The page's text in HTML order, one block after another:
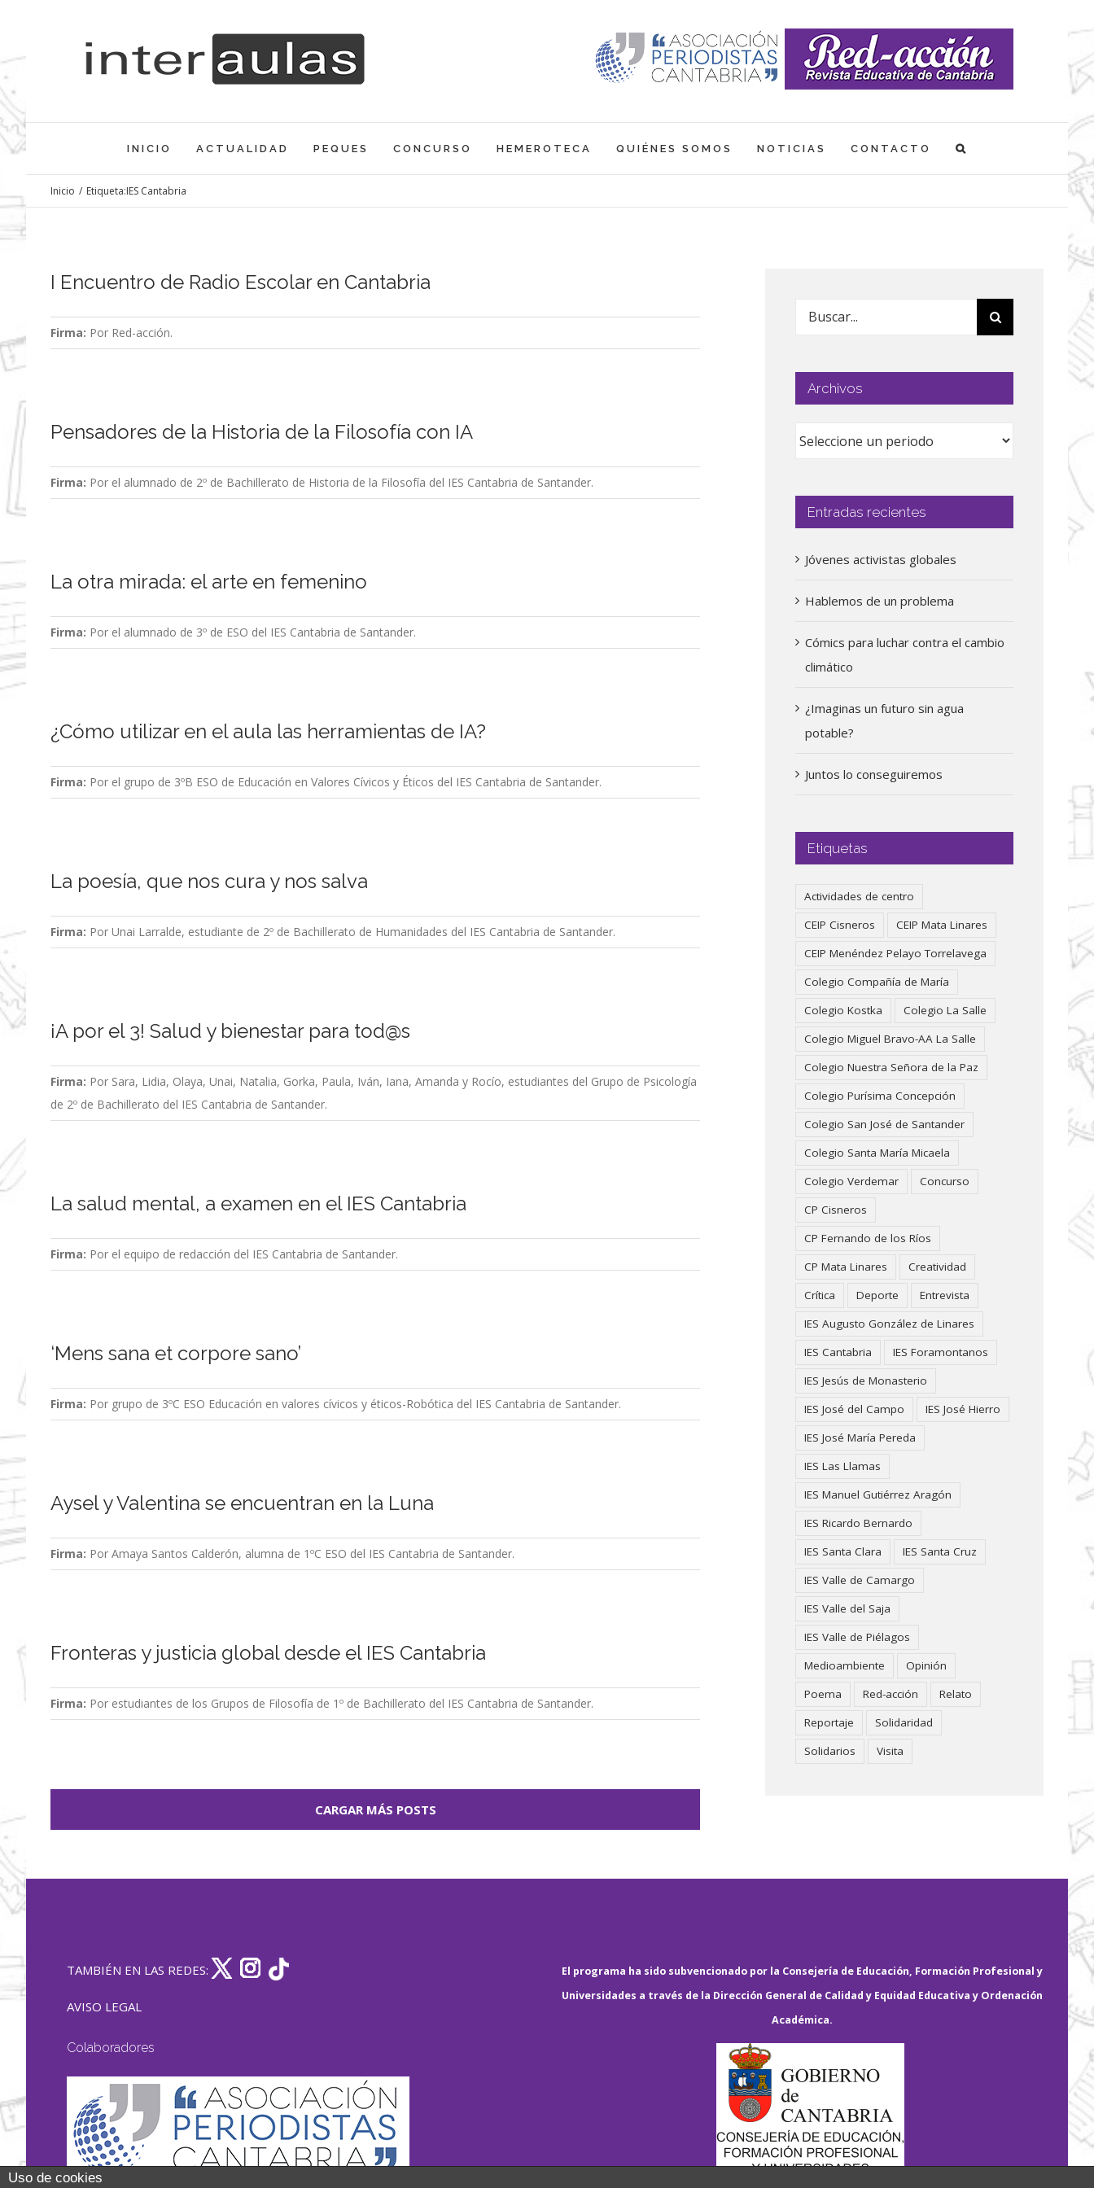
contenido
INICIO ACTUALIDAD PEQUES CONCURSO HEMEROTECA QUIÉNES SOMOS NOTICIAS CONTACTO
Inicio / Etiqueta:IES Cantabria
I Encuentro de Radio Escolar en Cantabria
Firma: Por Red-acción.
Pensadores de la Historia de la Filosofía con IA
Firma: Por el alumnado de 2º de Bachillerato de Historia de la Filosofía del IES Cantabria de Santander.
La otra mirada: el arte en femenino
Firma: Por el alumnado de 3º de ESO del IES Cantabria de Santander.
¿Cómo utilizar en el aula las herramientas de IA?
Firma: Por el grupo de 3ºB ESO de Educación en Valores Cívicos y Éticos del IES Cantabria de Santander.
La poesía, que nos cura y nos salva
Firma: Por Unai Larralde, estudiante de 2º de Bachillerato de Humanidades del IES Cantabria de Santander.
¡A por el 3! Salud y bienestar para tod@s
Firma: Por Sara, Lidia, Olaya, Unai, Natalia, Gorka, Paula, Iván, Iana, Amanda y Rocío, estudiantes del Grupo de Psicología
de 2º de Bachillerato del IES Cantabria de Santander.
La salud mental, a examen en el IES Cantabria
Firma: Por el equipo de redacción del IES Cantabria de Santander.
‘Mens sana et corpore sano’
Firma: Por grupo de 3ºC ESO Educación en valores cívicos y éticos-Robótica del IES Cantabria de Santander.
Aysel y Valentina se encuentran en la Luna
Firma: Por Amaya Santos Calderón, alumna de 1ºC ESO del IES Cantabria de Santander.
Fronteras y justicia global desde el IES Cantabria
Firma: Por estudiantes de los Grupos de Filosofía de 1º de Bachillerato del IES Cantabria de Santander.
CARGAR MÁS POSTS
Buscar:
Archivos
Entradas recientes
Jóvenes activistas globales
Hablemos de un problema
Cómics para luchar contra el cambio
climático
¿Imaginas un futuro sin agua
potable?
Juntos lo conseguiremos
Etiquetas
Actividades de centro
CEIP Cisneros
CEIP Mata Linares
CEIP Menéndez Pelayo Torrelavega
Colegio Compañía de María
Colegio Kostka
Colegio La Salle
Colegio Miguel Bravo-AA La Salle
Colegio Nuestra Señora de la Paz
Colegio Purísima Concepción
Colegio San José de Santander
Colegio Santa María Micaela
Colegio Verdemar
Concurso
CP Cisneros
CP Fernando de los Ríos
CP Mata Linares
Creatividad
Crítica
Deporte
Entrevista
IES Augusto González de Linares
IES Cantabria
IES Foramontanos
IES Jesús de Monasterio
IES José del Campo
IES José Hierro
IES José María Pereda
IES Las Llamas
IES Manuel Gutiérrez Aragón
IES Ricardo Bernardo
IES Santa Clara
IES Santa Cruz
IES Valle de Camargo
IES Valle del Saja
IES Valle de Piélagos
Medioambiente
Opinión
Poema
Red-acción
Relato
Reportaje
Solidaridad
Solidarios
Visita
TAMBIÉN EN LAS REDES:
AVISO LEGAL
Colaboradores
El programa ha sido subvencionado por la Consejería de Educación, Formación Profesional y
Universidades a través de la Dirección General de Calidad y Equidad Educativa y Ordenación
Académica.
Uso de cookies